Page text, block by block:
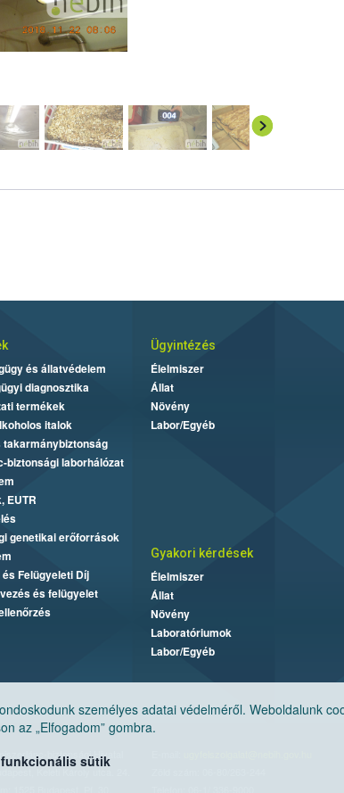
személyes adatai védelméről. Weboldalunk
az „Elfogadom” gombra.
sütik
és állatvédelem
diagnosztika
termékek
italok
takarmánybiztonság
biztonsági laborhálózat
EUTR
genetikai erőforrások
Felügyeleti Díj
és felügyelet
Ügyintézés
Élelmiszer
Állat
Növény
Labor/Egyéb
Gyakori kérdések
Élelmiszer
Állat
Növény
Laboratóriumok
Labor/Egyéb
biztonsági Hivatal